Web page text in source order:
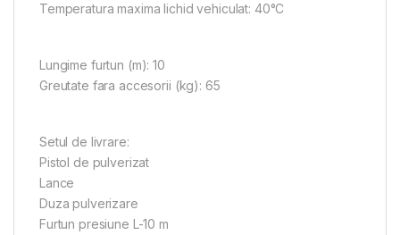
Temperatura maxima lichid vehiculat: 40°C
Lungime furtun (m): 10
Greutate fara accesorii (kg): 65
Setul de livrare:
Pistol de pulverizat
Lance
Duza pulverizare
Furtun presiune L-10 m